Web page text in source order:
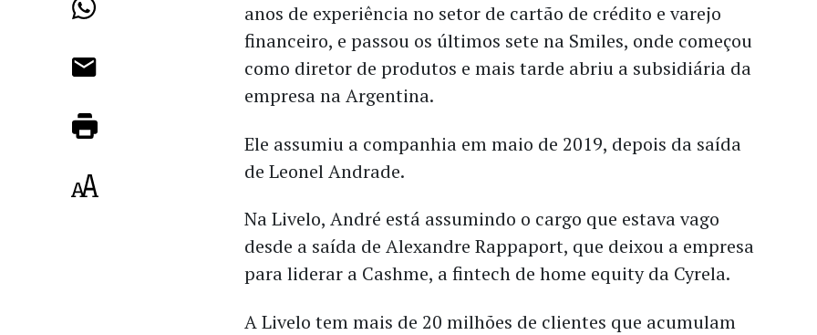
anos de experiência no setor de cartão de crédito e varejo
financeiro, e passou os últimos sete na Smiles, onde começou
como diretor de produtos e mais tarde abriu a subsidiária da
empresa na Argentina.
Ele assumiu a companhia em maio de 2019, depois da saída
de Leonel Andrade.
Na Livelo, André está assumindo o cargo que estava vago
desde a saída de Alexandre Rappaport, que deixou a empresa
para liderar a Cashme, a fintech de home equity da Cyrela.
A Livelo tem mais de 20 milhões de clientes que acumulam